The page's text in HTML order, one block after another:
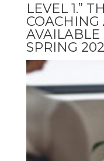
LEVEL 1.”
COACHING
AVAILABLE
SPRING